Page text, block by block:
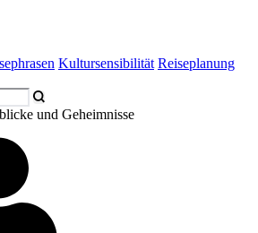
Kultursensibilität Reiseplanung
und Geheimnisse